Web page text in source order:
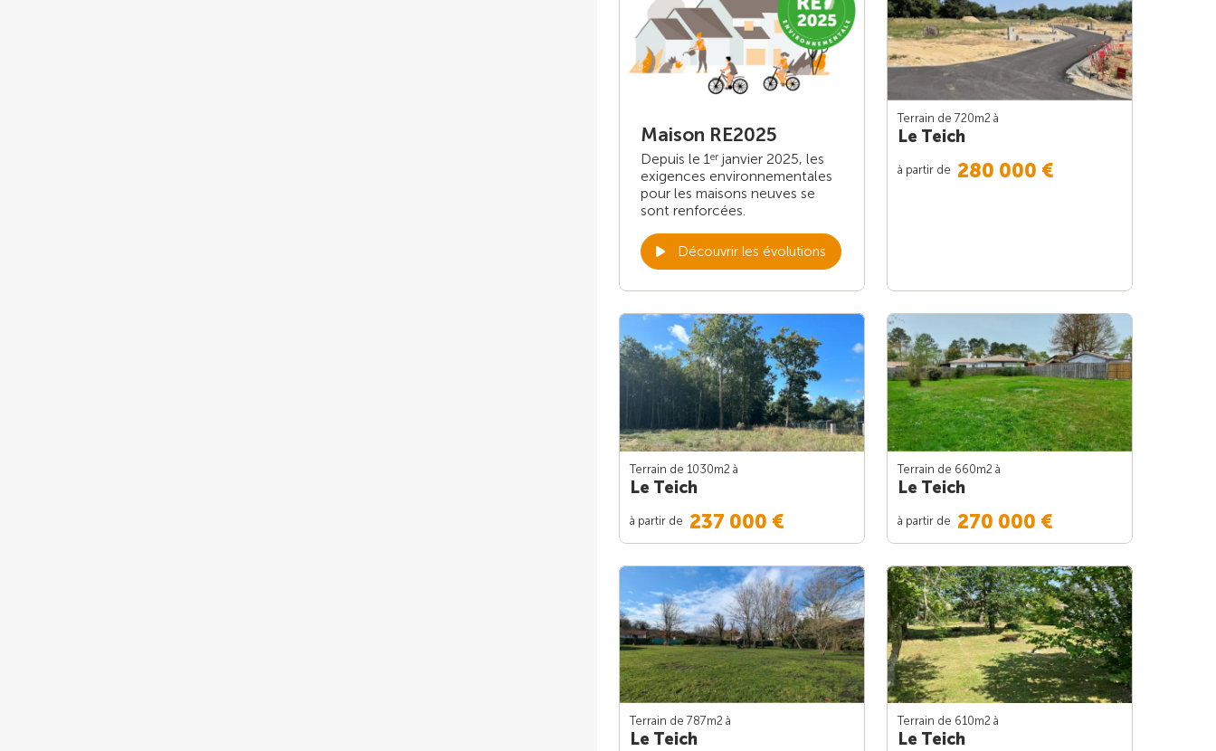
Maison RE2025
Depuis le 1 er janvier 2025, les
exigences environnementales
pour les maisons neuves se
sont renforcées.
Découvrir les évolutions
Terrain de 720m2 à
Le Teich
à partir de 280 000 €
Terrain de 1030m2 à
Le Teich
à partir de 237 000 €
Terrain de 660m2 à
Le Teich
à partir de 270 000 €
Terrain de 787m2 à
Le Teich
Terrain de 610m2 à
Le Teich